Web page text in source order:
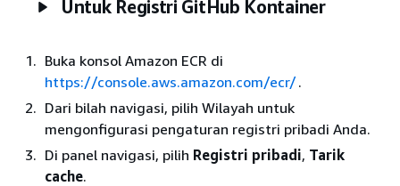
Untuk Registri GitHub Kontainer
Buka konsol Amazon ECR di
https://console.aws.amazon.com/ecr/.
Dari bilah navigasi, pilih Wilayah untuk
mengonfigurasi pengaturan registri pribadi Anda.
Di panel navigasi, pilih Registri pribadi, Tarik
cache.